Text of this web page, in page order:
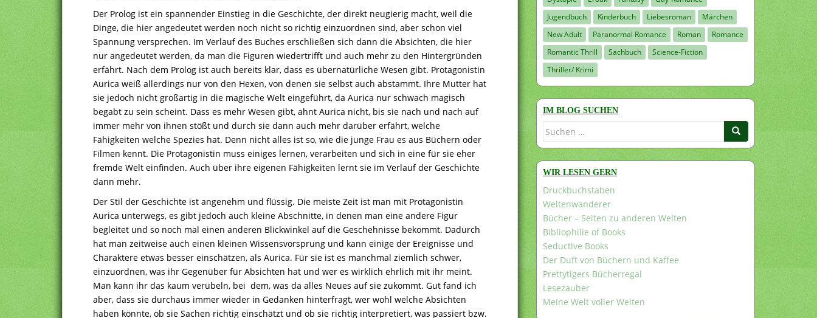
Der Prolog ist ein spannender Einstieg in die Geschichte, der direkt neugierig macht, weil die
Dinge, die hier angedeutet werden noch nicht so richtig einzuordnen sind, aber schon viel
Spannung versprechen. Im Verlauf des Buches erschließen sich dann die Absichten, die hier
nur angedeutet werden, da man die Figuren wiedertrifft und auch mehr zu den Hintergründen
erfährt. Nach dem Prolog ist auch bereits klar, dass es übernatürliche Wesen gibt. Protagonistin
Aurica weiß allerdings nur von den Hexen, von denen sie selbst auch abstammt. Ihre Mutter hat
sie jedoch nicht großartig in die magische Welt eingeführt, da Aurica nur schwach magisch
begabt zu sein scheint. Dass es mehr Wesen gibt, ahnt Aurica nicht, bis sie nach und nach auf
immer mehr von ihnen stößt und durch sie dann auch mehr darüber erfährt, welche
Fähigkeiten welche Spezies hat. Denn nicht alles ist so, wie die junge Frau es aus Büchern oder
Filmen kennt. Die Protagonistin muss einiges lernen, verarbeiten und sich in eine für sie eher
fremde Welt einfinden. Auch über ihre eigenen Fähigkeiten lernt sie im Verlauf der Geschichte
dann mehr.
Der Stil der Geschichte ist angenehm und flüssig. Die meiste Zeit ist man mit Protagonistin
Aurica unterwegs, es gibt jedoch auch kleine Abschnitte, in denen man eine andere Figur
begleitet und so noch mal einen anderen Blickwinkel auf die Geschehnisse bekommt. Dadurch
hat man zeitweise auch einen kleinen Wissensvorsprung und kann einige der Ereignisse und
Charaktere etwas besser einschätzen, als Aurica. Für sie ist es manchmal ziemlich schwer,
einzuordnen, was ihr Gegenüber für Absichten hat und wer es wirklich ehrlich mit ihr meint.
Man kann ihr das kaum verübeln, bei dem, was da alles Neues auf sie zukommt. Gut fand ich
aber, dass sie durchaus immer wieder in Gedanken hinterfragt, wer wohl welche Absichten
haben könnte, ob sie Sachen richtig einschätzt und ob sie richtig interpretiert, was passiert bzw.
Jugendbuch
Kinderbuch Liebesroman
Märchen
New Adult
Paranormal Romance Roman
Romance
Romantic Thrill
Sachbuch
Science-Fiction
Thriller/ Krimi
IM BLOG SUCHEN
Suchen
WIR LESEN GERN
Druckbuchstaben
Weltenwanderer
Bücher – Seiten zu anderen Welten
Bibliophilie of Books
Seductive Books
Der Duft von Büchern und Kaffee
Prettytigers Bücherregal
Lesezauber
Meine Welt voller Welten